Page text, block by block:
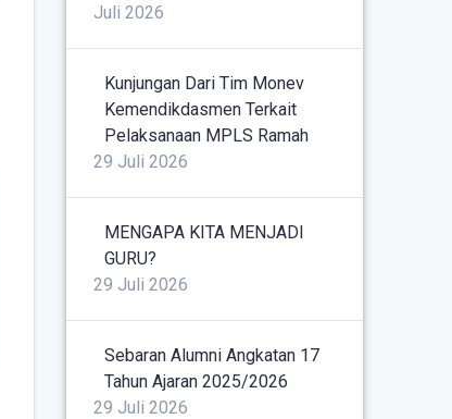
Juli 2026
Kunjungan Dari Tim Monev
Kemendikdasmen Terkait
Pelaksanaan MPLS Ramah
29 Juli 2026
MENGAPA KITA MENJADI
GURU?
29 Juli 2026
Sebaran Alumni Angkatan 17
Tahun Ajaran 2025/2026
29 Juli 2026